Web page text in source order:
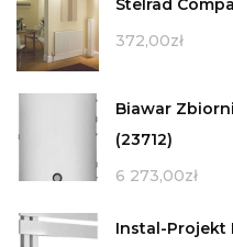
Stelrad
372,00zł
Biawar
(23712)
6 273,00zł
Instal-Projekt